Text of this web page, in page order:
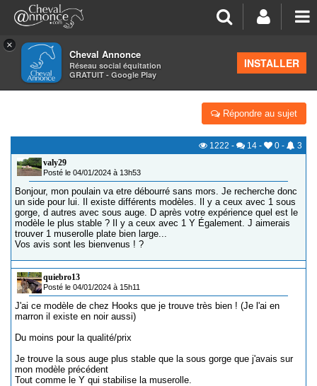
×
Cheval Annonce
Réseau social équitation
GRATUIT - Google Play
INSTALLER
>Équipements
SIDE PULL
Répondre au sujet
1222 - 14 - 0 -
3
valy29
Posté le 04/01/2024 à 13h53
Bonjour, mon poulain va etre débourré sans mors. Je recherche donc
un side pour lui. Il existe différents modèles. Il y a ceux avec 1 sous
gorge, d autres avec sous auge. D après votre expérience quel est le
modèle le plus stable ? Il y a ceux avec 1 Y Également. J aimerais
trouver 1 muserolle plate bien large...
Vos avis sont les bienvenus ! ?
quiebro13
Posté le 04/01/2024 à 15h11
J'ai ce modèle de chez Hooks que je trouve très bien ! (Je l'ai en
marron il existe en noir aussi)
Du moins pour la qualité/prix
Je trouve la sous auge plus stable que la sous gorge que j'avais sur
mon modèle précédent
Tout comme le Y qui stabilise la muserolle.